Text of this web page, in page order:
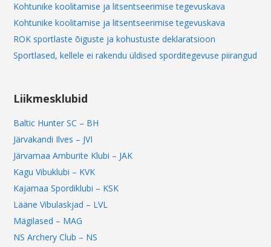
Kohtunike koolitamise ja litsentseerimise tegevuskava
Kohtunike koolitamise ja litsentseerimise tegevuskava
ROK sportlaste õiguste ja kohustuste deklaratsioon
Sportlased, kellele ei rakendu üldised sporditegevuse piirangud
Liikmesklubid
Baltic Hunter SC – BH
Järvakandi Ilves – JVI
Järvamaa Amburite Klubi – JAK
Kagu Vibuklubi – KVK
Kajamaa Spordiklubi – KSK
Lääne Vibulaskjad – LVL
Mägilased – MAG
NS Archery Club – NS